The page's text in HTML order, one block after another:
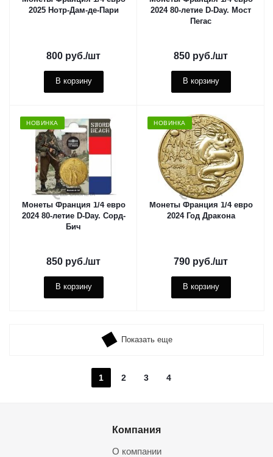
2025 Нотр-Дам-де-Пари
800 руб./шт
В корзину
2024 80-летие D-Day. Мост
Пегас
850 руб./шт
В корзину
НОВИНКА
Монеты Франция 1/4 евро
2024 80-летие D-Day. Сорд-
Бич
850 руб./шт
В корзину
НОВИНКА
Монеты Франция 1/4 евро
2024 Год Дракона
790 руб./шт
В корзину
Показать еще
1 2 3 4
Компания
О компании